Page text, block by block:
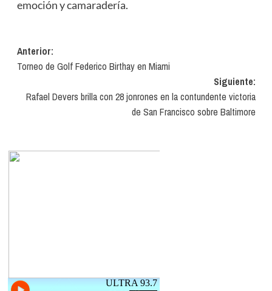
emoción y camaradería.
Navegación
de
entradas
Anterior:
Torneo de Golf Federico Birthay en Miami
Siguiente:
Rafael Devers brilla con 28 jonrones en la contundente victoria
de San Francisco sobre Baltimore